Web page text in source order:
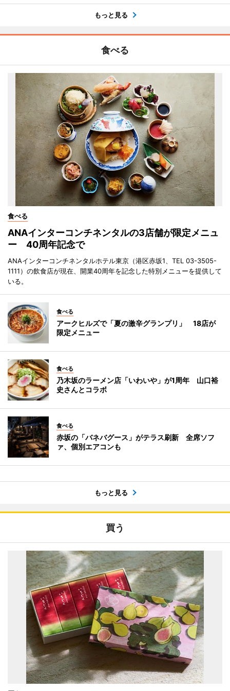
もっと見る
食べる
食べる
ANAインターコンチネンタルの3店舗が限定メニュ
ー 40周年記念で
ANAインターコンチネンタルホテル東京（港区赤坂1、TEL 03-3505-
1111）の飲食店が現在、開業40周年を記念した特別メニューを提供して
いる。
食べる
アークヒルズで「夏の激辛グランプリ」 18店が
限定メニュー
食べる
乃木坂のラーメン店「いわいや」が1周年 山口裕
史さんとコラボ
食べる
赤坂の「バネバグース」がテラス刷新 全席ソフ
ァ、個別エアコンも
もっと見る
買う